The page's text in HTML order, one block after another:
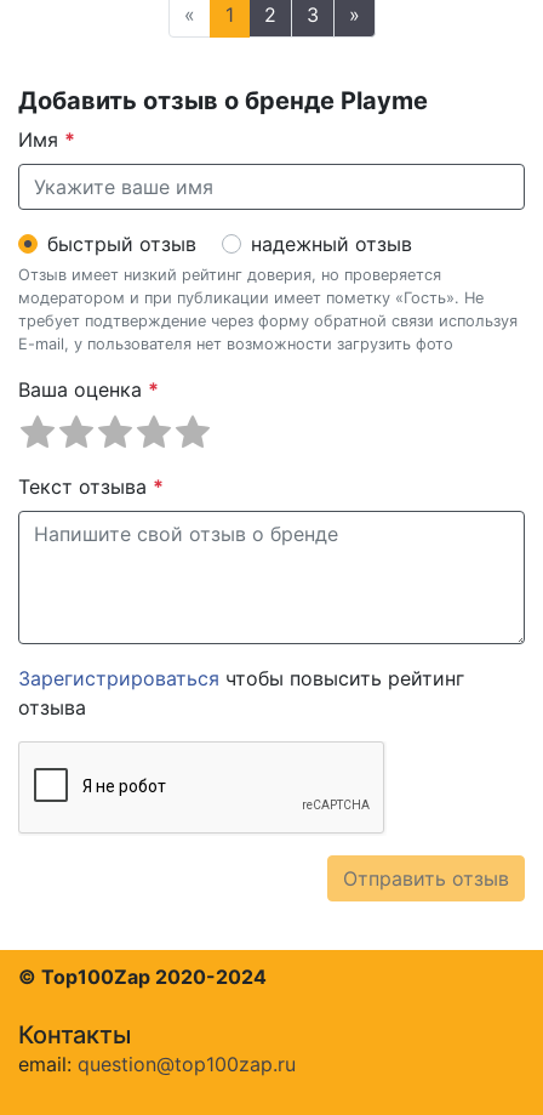
« 1 2 3 »
Добавить отзыв о бренде Playme
Имя *
быстрый отзыв надежный отзыв
Отзыв имеет низкий рейтинг доверия, но проверяется
модератором и при публикации имеет пометку «Гость». Не
требует подтверждение через форму обратной связи используя
E-mail, у пользователя нет возможности загрузить фото
Ваша оценка *
Текст отзыва *
Зарегистрироваться чтобы повысить рейтинг
отзыва
Отправить отзыв
© Top100Zap 2020-2024
Контакты
email: question@top100zap.ru